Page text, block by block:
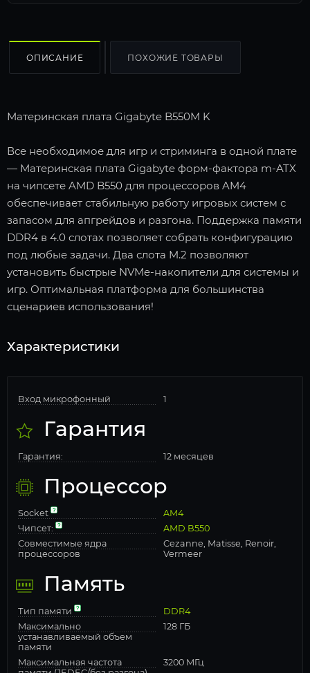
ОПИСАНИЕ ПОХОЖИЕ ТОВАРЫ
Материнская плата Gigabyte B550M K
Все необходимое для игр и стриминга в одной плате
— Материнская плата Gigabyte форм-фактора m-ATX
на чипсете AMD B550 для процессоров AM4
обеспечивает стабильную работу игровых систем с
запасом для апгрейдов и разгона. Поддержка памяти
DDR4 в 4.0 слотах позволяет собрать конфигурацию
под любые задачи. Два слота M.2 позволяют
установить быстрые NVMe-накопители для системы и
игр. Оптимальная платформа для большинства
сценариев использования!
Характеристики
Вход микрофонный 1
Гарантия
Гарантия: 12 месяцев
Процессор
Socket
AM4
Чипсет:
AMD B550
Совместимые ядра
процессоров
Cezanne, Matisse, Renoir,
Vermeer
Память
Тип памяти
DDR4
Максимально
устанавливаемый объем
памяти
128 ГБ
Максимальная частота
3200 МГц